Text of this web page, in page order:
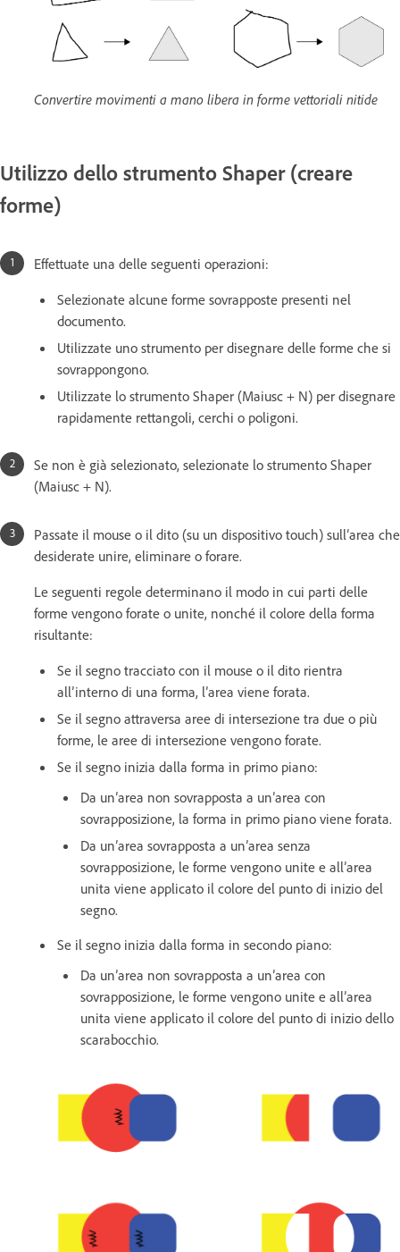
Convertire movimenti a mano libera in forme vettoriali nitide
Utilizzo dello strumento Shaper (creare
forme)
Effettuate una delle seguenti operazioni:
Selezionate alcune forme sovrapposte presenti nel
documento.
Utilizzate uno strumento per disegnare delle forme che si
sovrappongono.
Utilizzate lo strumento Shaper (Maiusc + N) per disegnare
rapidamente rettangoli, cerchi o poligoni.
Se non è già selezionato, selezionate lo strumento Shaper
(Maiusc + N).
Passate il mouse o il dito (su un dispositivo touch) sull’area che
desiderate unire, eliminare o forare.
Le seguenti regole determinano il modo in cui parti delle
forme vengono forate o unite, nonché il colore della forma
risultante:
Se il segno tracciato con il mouse o il dito rientra
all’interno di una forma, l’area viene forata.
Se il segno attraversa aree di intersezione tra due o più
forme, le aree di intersezione vengono forate.
Se il segno inizia dalla forma in primo piano:
Da un’area non sovrapposta a un’area con
sovrapposizione, la forma in primo piano viene forata.
Da un’area sovrapposta a un’area senza
sovrapposizione, le forme vengono unite e all’area
unita viene applicato il colore del punto di inizio del
segno.
Se il segno inizia dalla forma in secondo piano:
Da un’area non sovrapposta a un’area con
sovrapposizione, le forme vengono unite e all’area
unita viene applicato il colore del punto di inizio dello
scarabocchio.